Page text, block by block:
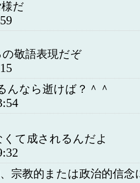
だ
敬語表現だぞ
んなら逝けば？＾＾
て成されるんだよ
宗教的または政治的信念